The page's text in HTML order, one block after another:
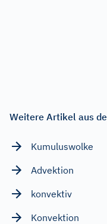
Weitere Artikel aus
Kumuluswolke
Advektion
konvektiv
Konvektion